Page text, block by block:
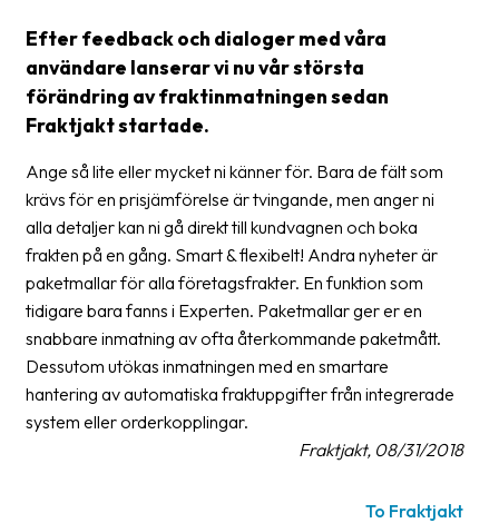
Delivery
terms
Pickups
Manuals
Downloads
Barcode
scanner
Support
About
the
company
Efter feedback och dialoger med våra
användare lanserar vi nu vår största
förändring av fraktinmatningen sedan
Fraktjakt startade.
Ange så lite eller mycket ni känner för. Bara de fält som
krävs för en prisjämförelse är tvingande, men anger ni
alla detaljer kan ni gå direkt till kundvagnen och boka
frakten på en gång. Smart & flexibelt! Andra nyheter är
paketmallar för alla företagsfrakter. En funktion som
tidigare bara fanns i Experten. Paketmallar ger er en
snabbare inmatning av ofta återkommande paketmått.
Dessutom utökas inmatningen med en smartare
hantering av automatiska fraktuppgifter från integrerade
system eller orderkopplingar.
Fraktjakt, 08/31/2018
To Fraktjakt